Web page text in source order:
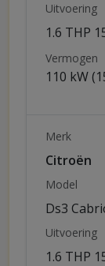
Uitvoering
1.6 THP
Vermogen
110 kW
Merk
Citroën
Model
Ds3
Uitvoering
1.6 THP